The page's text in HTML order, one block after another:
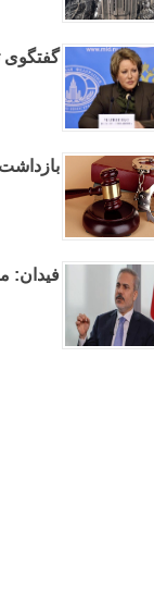
گفتگوی
بازداشت ۲۱ متهم به ارتباط با موساد در استان کرمان
فیدان: